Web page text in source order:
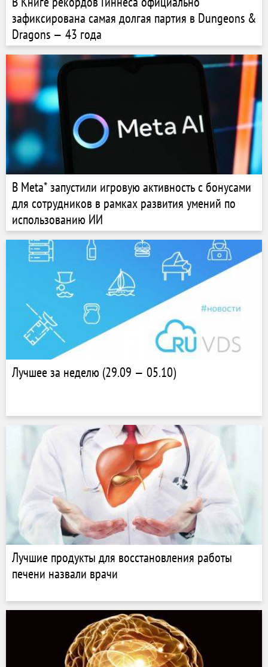
зафиксирована самая долгая партия в Dungeons &
Dragons — 43 года
В Meta* запустили игровую активность с бонусами
для сотрудников в рамках развития умений по
использованию ИИ
Лучшее за неделю (29.09 — 05.10)
Лучшие продукты для восстановления работы
печени назвали врачи